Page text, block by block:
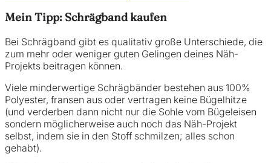
Mein Tipp: Schrägband kaufen
Bei Schrägband gibt es qualitativ große Unterschiede, die
zum mehr oder weniger guten Gelingen deines Näh-
Projekts beitragen können.
Viele minderwertige Schrägbänder bestehen aus 100%
Polyester, fransen aus oder vertragen keine Bügelhitze
(und verderben dann nicht nur die Sohle vom Bügeleisen
sondern möglicherweise auch noch das Näh-Projekt
selbst, indem sie in den Stoff schmilzen; alles schon
gehabt).